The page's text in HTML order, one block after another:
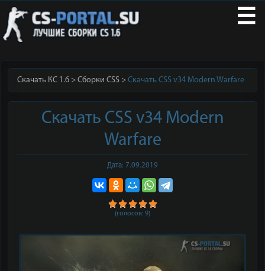
☰
Скачать КС 1.6 Сборки CSS Скачать CSS v34 Modern Warfare
Скачать CSS v34 Modern
Warfare
Дата: 7.09.2019
(голосов: 9)